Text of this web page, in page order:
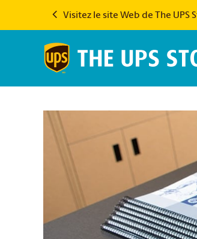
Visitez le site Web de The UPS